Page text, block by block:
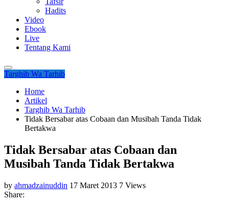
Hadits
Video
Ebook
Live
Tentang Kami
Targhib Wa Tarhib
Home
Artikel
Targhib Wa Tarhib
Tidak Bersabar atas Cobaan dan Musibah Tanda Tidak
Bertakwa
Tidak Bersabar atas Cobaan dan
Musibah Tanda Tidak Bertakwa
by ahmadzainuddin 17 Maret 2013 7 Views
Share: